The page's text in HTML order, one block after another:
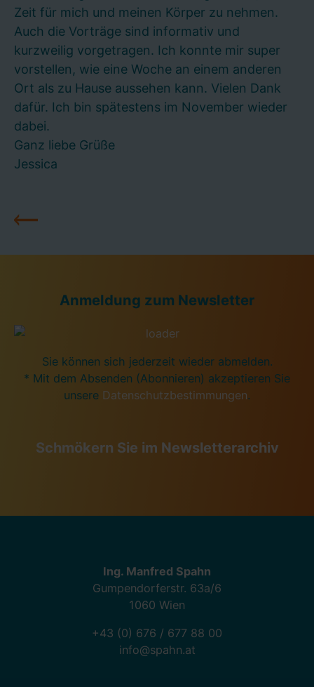
Zeit für mich und meinen Körper zu nehmen.
Auch die Vorträge sind informativ und
kurzweilig vorgetragen. Ich konnte mir super
vorstellen, wie eine Woche an einem anderen
Ort als zu Hause aussehen kann. Vielen Dank
dafür. Ich bin spätestens im November wieder
dabei.
Ganz liebe Grüße
Jessica
Anmeldung zum Newsletter
Sie können sich jederzeit wieder abmelden.
* Mit dem Absenden (Abonnieren) akzeptieren Sie
unsere Datenschutzbestimmungen.
Schmökern Sie im Newsletterarchiv
Ing. Manfred Spahn
Gumpendorferstr. 63a/6
1060 Wien
+43 (0) 676 / 677 88 00
info@spahn.at